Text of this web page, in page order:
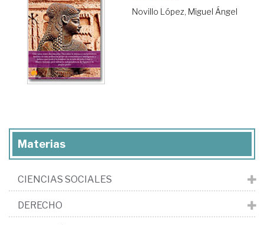
Novillo López, Miguel Ángel
Materias
CIENCIAS SOCIALES
DERECHO